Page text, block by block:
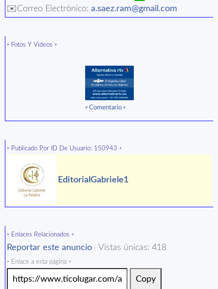
✉️Correo Electrónico: a.saez.ram@gmail.com
▫️ Fotos Y Videos ▫️
▫ ️Comentario ▫️
▫️ Publicado Por ID De Usuario: 150943 ▫️
EditorialGabriele1
▫️ Enlaces Relacionados ▫️
Reportar este anuncio Vistas únicas: 418
▫️ Enlace a esta página ▫️
Copy